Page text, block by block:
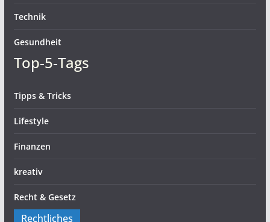
Technik
Gesundheit
Top-5-Tags
Tipps & Tricks
Lifestyle
Finanzen
kreativ
Recht & Gesetz
Rechtliches